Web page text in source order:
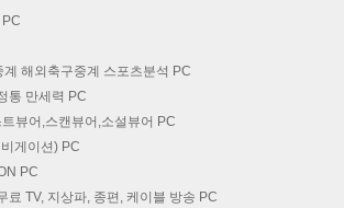
계 해외축구중계 스포츠분석 PC
통 만세력 PC
뷰어,스캔뷰어,소설뷰어 PC
게이션) PC
PC
료 TV, 지상파, 종편, 케이블 방송 PC